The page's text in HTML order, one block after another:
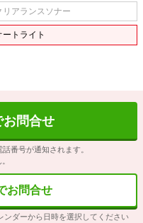
リアランスソナー
ートライト
お問合せ
番号が通知されます。
お問合せ
ンダーから日時を選択してください